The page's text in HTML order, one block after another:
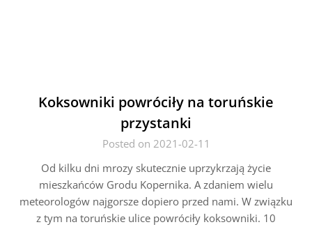
Koksowniki powróciły na toruńskie
przystanki
Posted on 2021-02-11
Od kilku dni mrozy skutecznie uprzykrzają życie
mieszkańców Grodu Kopernika. A zdaniem wielu
meteorologów najgorsze dopiero przed nami. W związku
z tym na toruńskie ulice powróciły koksowniki. 10